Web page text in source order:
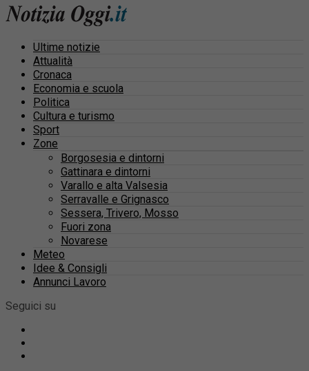
Ultime notizie
Attualità
Cronaca
Economia e scuola
Politica
Cultura e turismo
Sport
Zone
Borgosesia e dintorni
Gattinara e dintorni
Varallo e alta Valsesia
Serravalle e Grignasco
Sessera, Trivero, Mosso
Fuori zona
Novarese
Meteo
Idee & Consigli
Annunci Lavoro
Seguici su